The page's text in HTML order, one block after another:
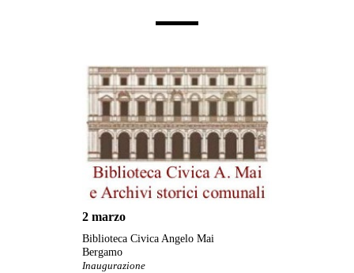
2 marzo
Biblioteca Civica Angelo Mai
Bergamo
Inaugurazione